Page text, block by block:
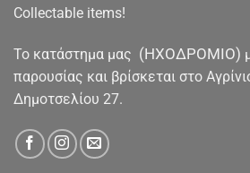
Collectable items!
To κατάστημα μας (ΗΧΟΔΡΟΜΙΟ)
παρουσίας και βρίσκεται στο
Δημοτσελίου 27.